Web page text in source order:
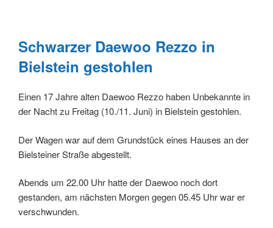
Schwarzer Daewoo Rezzo in
Bielstein gestohlen
Einen 17 Jahre alten Daewoo Rezzo haben Unbekannte in
der Nacht zu Freitag (10./11. Juni) in Bielstein gestohlen.
Der Wagen war auf dem Grundstück eines Hauses an der
Bielsteiner Straße abgestellt.
Abends um 22.00 Uhr hatte der Daewoo noch dort
gestanden, am nächsten Morgen gegen 05.45 Uhr war er
verschwunden.